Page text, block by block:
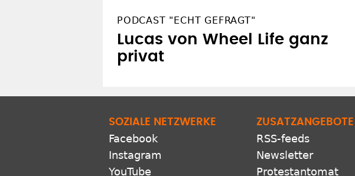
PODCAST "ECHT GEFRAGT"
Lucas von Wheel Life ganz
privat
SOZIALE NETZWERKE
Facebook
Instagram
YouTube
ZUSATZANGEBOTE
RSS-feeds
Newsletter
Protestantomat